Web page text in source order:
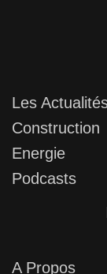
Les
Construction
Energie
Podcasts
A Propos